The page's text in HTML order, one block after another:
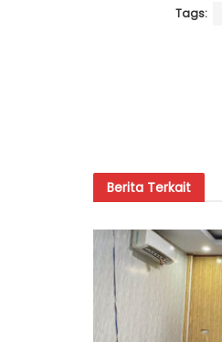
Tags:
Berita Terkait